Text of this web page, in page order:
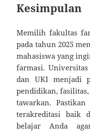
Kesimpulan
Memilih fakultas
pada tahun 2025
mahasiswa yang
farmasi.
dan UKI menjadi
pendidikan,
tawarkan.
terakreditasi baik
belajar Anda